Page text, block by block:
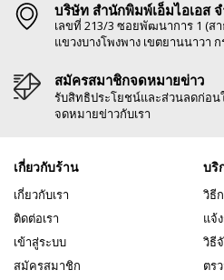
บริษัท สำนักพิมพ์เอ็มไอเอส
เลขที่ 213/3 ซอยพัฒนาการ 1 (ส
แขวงบางโพงพาง เขตยานนาวา ก
สมัครสมาชิกจดหมายข่าว
รับสิทธิประโยชน์และส่วนลดก่อน
จดหมายข่าวกับเรา
เกี่ยวกับร้าน
เกี่ยวกับเรา
ติดต่อเรา
เข้าสู่ระบบ
สมัครสมาชิก
บริ
วิธี
แจ้
วิธี
ตร